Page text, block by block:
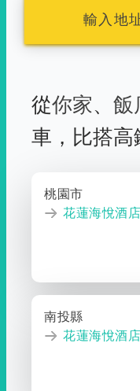
輸入地
從你家、 飯
車， 比搭
桃園市
花蓮海悅酒店
南投縣
花蓮海悅酒店